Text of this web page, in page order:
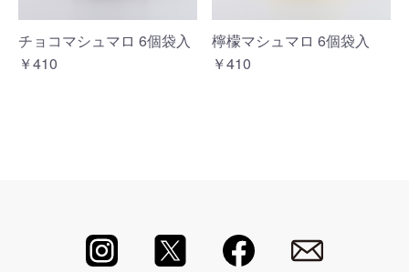
チョコマシュマロ 6個袋入
￥410
檸檬マシュマロ 6個袋入
￥410